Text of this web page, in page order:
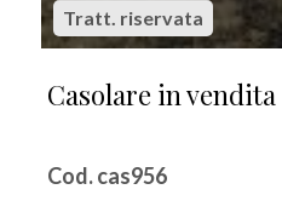
Tratt. riservata
Casolare in
Cod. cas956